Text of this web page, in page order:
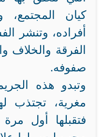
كيان المجتمع،
أفراده، وتنشر
الفرقة والخلاف
صفوفه.
وتبدو هذه
مغرية، تجتذب
فتقبلها أول